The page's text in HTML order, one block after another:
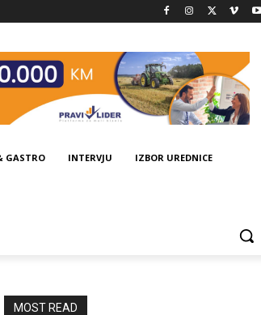
GASTRO INTERVJU IZBOR UREDNICE
MOST READ